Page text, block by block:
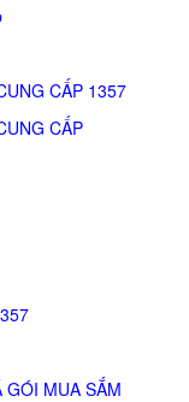
CẤP 1357
CẤP
MUA SẮM